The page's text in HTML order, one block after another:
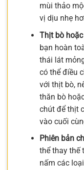
mùi thảo
vị dịu nhẹ
Thịt bò
bạn hoàn
thái lát
có thể điều
với thịt bò,
thăn bò
chút để thịt
vào cuối
Phiên bản
thể thay thế
nấm các